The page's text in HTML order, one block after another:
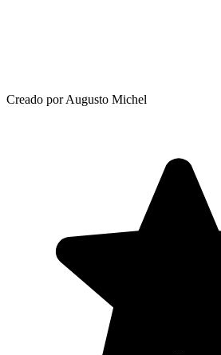
Creado por Augusto Michel